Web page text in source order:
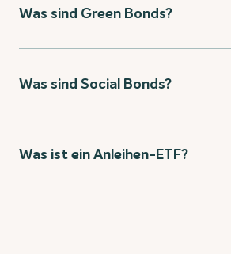
Was sind Green Bonds?
Was sind Social Bonds?
Was ist ein Anleihen-ETF?